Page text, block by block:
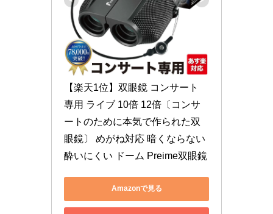
【楽天1位】双眼鏡 コンサート
専用 ライブ 10倍 12倍〔コンサ
ートのために本気で作られた双
眼鏡〕 めがね対応 暗くならない
酔いにくい ドーム Preime双眼鏡
Amazonで見る